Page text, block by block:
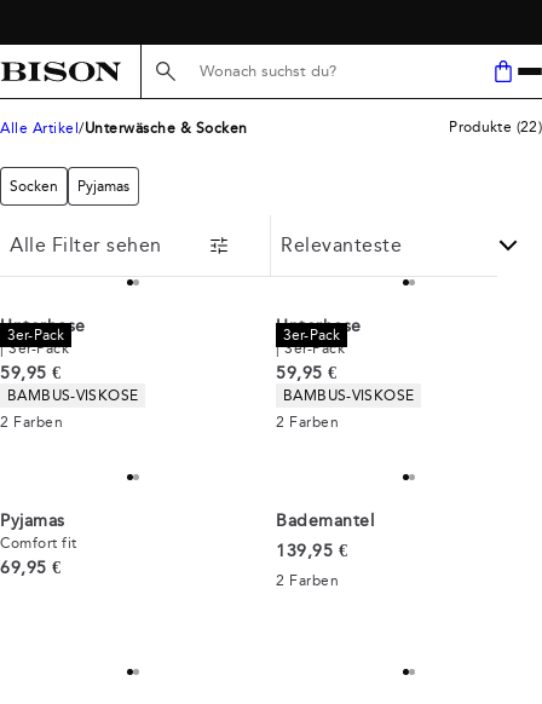
Suche hier...
Alle Artikel Unterwäsche & Socken Produkte (22)
Socken Pyjamas
Alle Filter sehen
3er-Pack
Unterhose
| 3er-Pack
Preis
59,95 €
Produkteigenschaften
BAMBUS-VISKOSE
2 Farben
3er-Pack
Unterhose
| 3er-Pack
Preis
59,95 €
Produkteigenschaften
BAMBUS-VISKOSE
2 Farben
Pyjamas
Comfort fit
Preis
69,95 €
Bademantel
Preis
139,95 €
2 Farben